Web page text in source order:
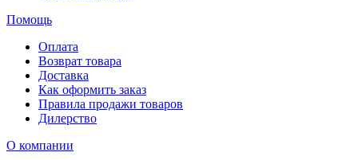
Помощь
Оплата
Возврат товара
Доставка
Как оформить заказ
Правила продажи товаров
Дилерство
О компании